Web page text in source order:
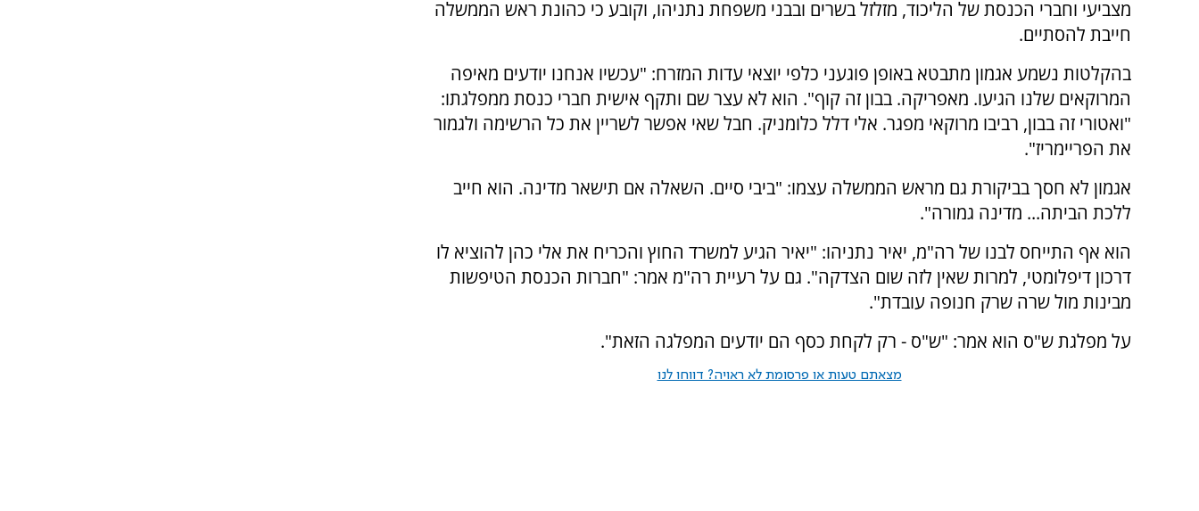
מצביעי וחברי הכנסת של הליכוד, מזלזל בשרים ובבני משפחת נתניהו, וקובע כי כהונת ראש הממשלה
חייבת להסתיים.
בהקלטות נשמע אגמון מתבטא באופן פוגעני כלפי יוצאי עדות המזרח: "עכשיו אנחנו יודעים מאיפה
המרוקאים שלנו הגיעו. מאפריקה. בבון זה קוף". הוא לא עצר שם ותקף אישית חברי כנסת ממפלגתו:
"ואטורי זה בבון, רביבו מרוקאי מפגר. אלי דלל כלומניק. חבל שאי אפשר לשריין את כל הרשימה ולגמור
את הפריימריז".
אגמון לא חסך בביקורת גם מראש הממשלה עצמו: "ביבי סיים. השאלה אם תישאר מדינה. הוא חייב
ללכת הביתה... מדינה גמורה".
הוא אף התייחס לבנו של רה"מ, יאיר נתניהו: "יאיר הגיע למשרד החוץ והכריח את אלי כהן להוציא לו
דרכון דיפלומטי, למרות שאין לזה שום הצדקה". גם על רעיית רה"מ אמר: "חברות הכנסת הטיפשות
מבינות מול שרה שרק חנופה עובדת".
על מפלגת ש"ס הוא אמר: "ש"ס - רק לקחת כסף הם יודעים המפלגה הזאת".
מצאתם טעות או פרסומת לא ראויה? דווחו לנו